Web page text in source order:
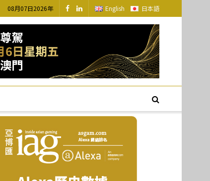
08月07日2026年 English 日本語